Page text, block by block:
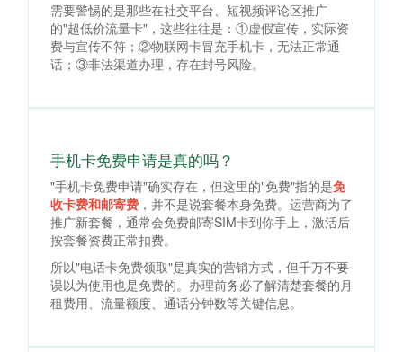
需要警惕的是那些在社交平台、短视频评论区推广
的"超低价流量卡"，这些往往是：①虚假宣传，实际资
费与宣传不符；②物联网卡冒充手机卡，无法正常通
话；③非法渠道办理，存在封号风险。
手机卡免费申请是真的吗？
"手机卡免费申请"确实存在，但这里的"免费"指的是免
收卡费和邮寄费 ，并不是说套餐本身免费。运营商为了
推广新套餐，通常会免费邮寄SIM卡到你手上，激活后
按套餐资费正常扣费。
所以"电话卡免费领取"是真实的营销方式，但千万不要
误以为使用也是免费的。办理前务必了解清楚套餐的月
租费用、流量额度、通话分钟数等关键信息。